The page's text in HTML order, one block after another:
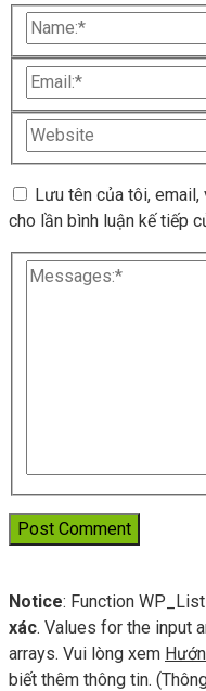
Lưu tên của tôi,
cho lần bình luận kế tiếp
Notice: Function
xác. Values for the input
arrays. Vui lòng xem
biết thêm thông tin.